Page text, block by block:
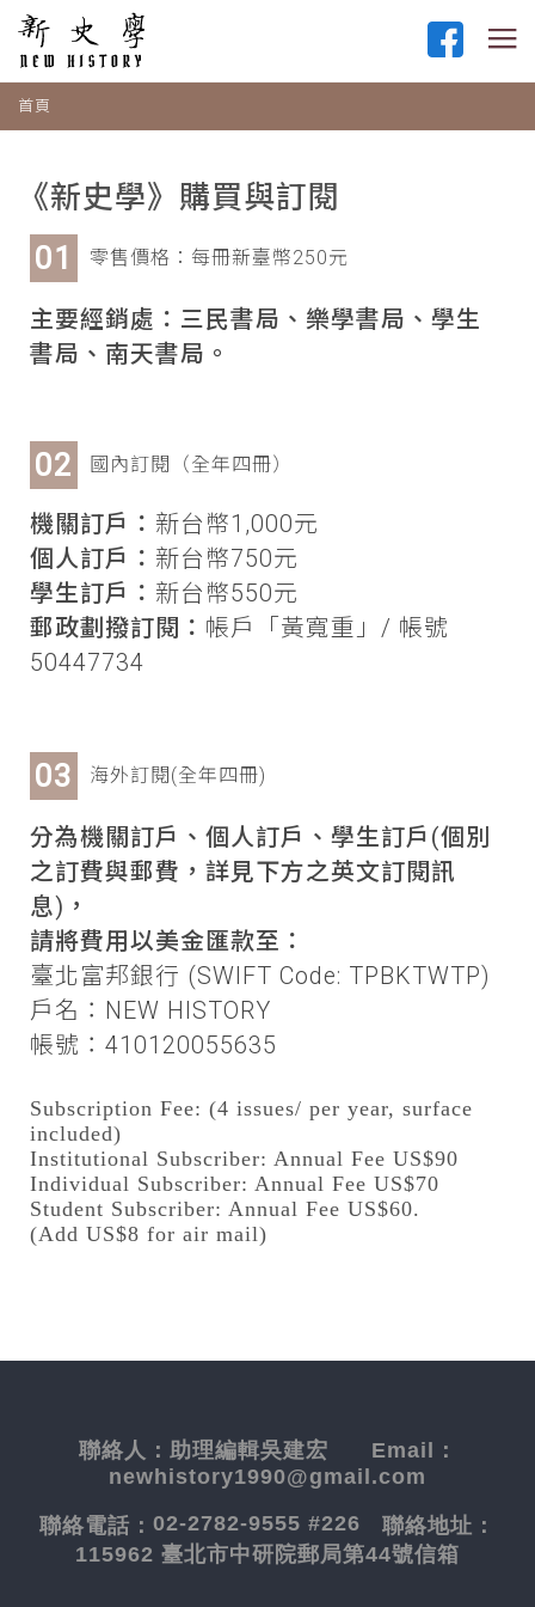
首頁
《新史學》購買與訂閱
零售價格：每冊新臺幣250元
主要經銷處：三民書局、樂學書局、學生
書局、南天書局。
國內訂閱（全年四冊）
機關訂戶： 新台幣1,000元
個人訂戶： 新台幣750元
學生訂戶： 新台幣550元
郵政劃撥訂閱： 帳戶「黃寬重」/ 帳號
50447734
海外訂閱(全年四冊)
分為機關訂戶、個人訂戶、學生訂戶(個別
之訂費與郵費，詳見下方之英文訂閱訊
息)，
請將費用以美金匯款至：
臺北富邦銀行 (SWIFT Code: TPBKTWTP)
戶名：NEW HISTORY
帳號：410120055635
Subscription Fee: (4 issues/ per year, surface
included)
Institutional Subscriber: Annual Fee US$90
Individual Subscriber: Annual Fee US$70
Student Subscriber: Annual Fee US$60.
(Add US$8 for air mail)
聯絡人： 助理編輯吳建宏 Email：
newhistory1990@gmail.com
聯絡電話： 02-2782-9555 #226 聯絡地址：
115962 臺北市中研院郵局第44號信箱